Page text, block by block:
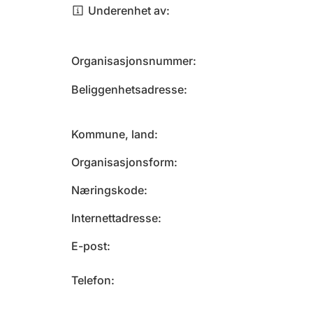
Underenhet av
Organisasjonsnummer
Beliggenhetsadresse
Kommune, land
Organisasjonsform
Næringskode
Internettadresse
E-post
Telefon